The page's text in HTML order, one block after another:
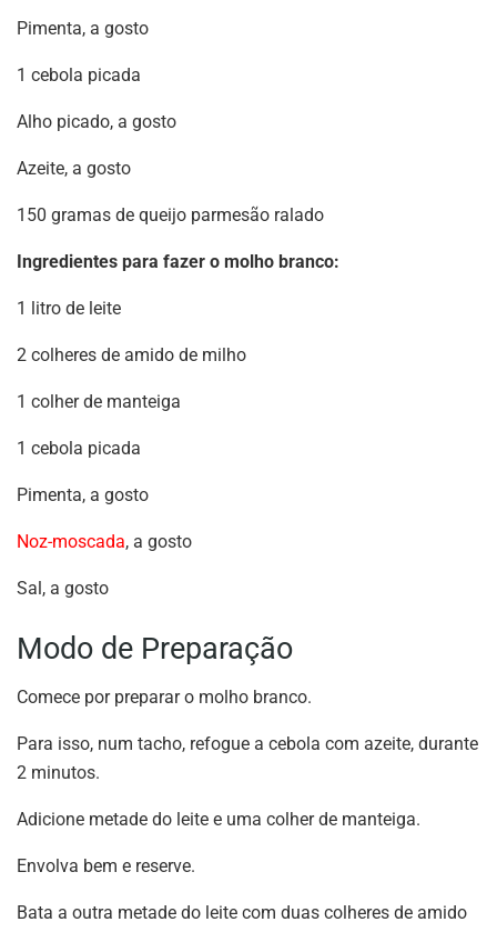
Pimenta, a gosto
1 cebola picada
Alho picado, a gosto
Azeite, a gosto
150 gramas de queijo parmesão ralado
Ingredientes para fazer o molho branco:
1 litro de leite
2 colheres de amido de milho
1 colher de manteiga
1 cebola picada
Pimenta, a gosto
Noz-moscada, a gosto
Sal, a gosto
Modo de Preparação
Comece por preparar o molho branco.
Para isso, num tacho, refogue a cebola com azeite, durante
2 minutos.
Adicione metade do leite e uma colher de manteiga.
Envolva bem e reserve.
Bata a outra metade do leite com duas colheres de amido